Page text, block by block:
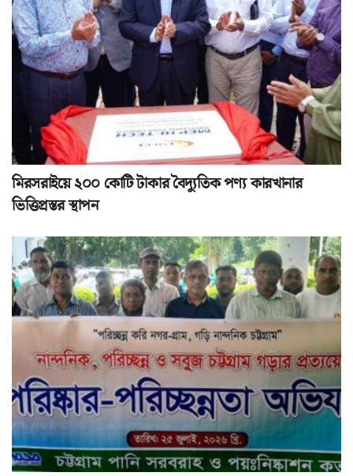
মিরসরাইয়ে ২০০ কোটি টাকার বৈদ্যুতিক পণ্য কারখানার
ভিত্তিপ্রস্তর স্থাপন